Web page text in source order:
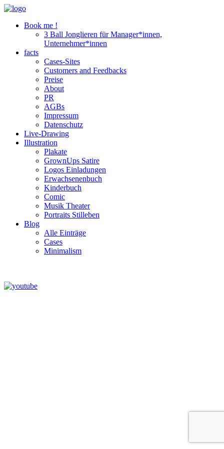
Book me !
3 Ball Jonglieren für Manager*innen,
Unternehmer*innen
facts
Cases-Sites
Customers and Feedbacks
Preise
About
PR
AGBs
Impressum
Datenschutz
Live-Drawing
Illustration
Plakate
GrownUps Satire
Logos Einladungen
Erwachsenenbuch
Kinderbuch
Comic
Musik Theater
Portraits Stilleben
Blog
Alle Einträge
Cases
Minimalism